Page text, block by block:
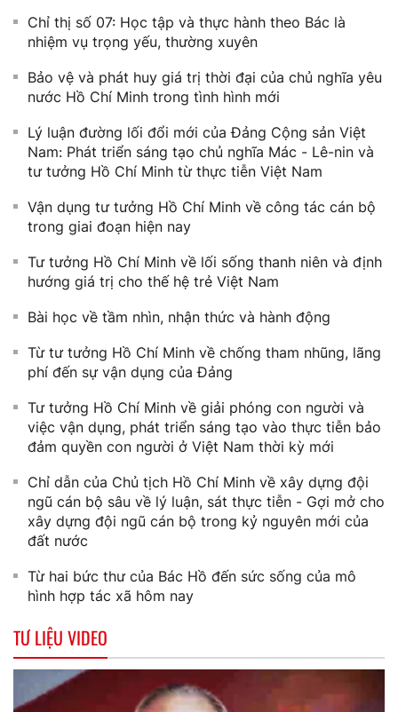
Chỉ thị số 07: Học tập và thực hành theo Bác là
nhiệm vụ trọng yếu, thường xuyên
Bảo vệ và phát huy giá trị thời đại của chủ nghĩa yêu
nước Hồ Chí Minh trong tình hình mới
Lý luận đường lối đổi mới của Đảng Cộng sản Việt
Nam: Phát triển sáng tạo chủ nghĩa Mác - Lê-nin và
tư tưởng Hồ Chí Minh từ thực tiễn Việt Nam
Vận dụng tư tưởng Hồ Chí Minh về công tác cán bộ
trong giai đoạn hiện nay
Tư tưởng Hồ Chí Minh về lối sống thanh niên và định
hướng giá trị cho thế hệ trẻ Việt Nam
Bài học về tầm nhìn, nhận thức và hành động
Từ tư tưởng Hồ Chí Minh về chống tham nhũng, lãng
phí đến sự vận dụng của Đảng
Tư tưởng Hồ Chí Minh về giải phóng con người và
việc vận dụng, phát triển sáng tạo vào thực tiễn bảo
đảm quyền con người ở Việt Nam thời kỳ mới
Chỉ dẫn của Chủ tịch Hồ Chí Minh về xây dựng đội
ngũ cán bộ sâu về lý luận, sát thực tiễn - Gợi mở cho
xây dựng đội ngũ cán bộ trong kỷ nguyên mới của
đất nước
Từ hai bức thư của Bác Hồ đến sức sống của mô
hình hợp tác xã hôm nay
TƯ LIỆU VIDEO